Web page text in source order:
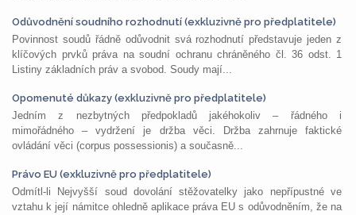
Odůvodnění soudního rozhodnutí (exkluzivně pro předplatitele)
Povinnost soudů řádně odůvodnit svá rozhodnutí představuje jeden z
klíčových prvků práva na soudní ochranu chráněného čl. 36 odst. 1
Listiny základních práv a svobod. Soudy mají...
Opomenuté důkazy (exkluzivně pro předplatitele)
Jedním z nezbytných předpokladů jakéhokoliv – řádného i
mimořádného – vydržení je držba věci. Držba zahrnuje faktické
ovládání věci (corpus possessionis) a současně...
Právo EU (exkluzivně pro předplatitele)
Odmítl-li Nejvyšší soud dovolání stěžovatelky jako nepřípustné ve
vztahu k její námitce ohledně aplikace práva EU s odůvodněním, že na